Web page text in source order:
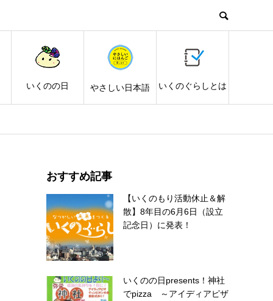
いくのの日 やさしい日本語 いくのぐらしとは
おすすめ記事
【いくのもり活動休止＆解
散】8年目の6月6日（設立
記念日）に発表！
いくのの日presents！神社
でpizza ～アイディアピザ